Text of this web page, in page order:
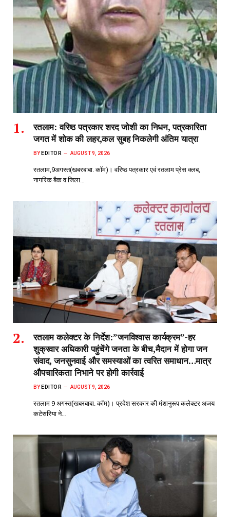
रतलाम: वरिष्ठ पत्रकार शरद जोशी का निधन, पत्रकारिता
जगत में शोक की लहर,कल सुबह निकलेगी अंतिम यात्रा
BY EDITOR AUGUST 9, 2026
रतलाम,9अगस्त(खबरबाबा. कॉम)। वरिष्ठ पत्रकार एवं रतलाम प्रेस क्लब,
नागरिक बैक व जिला…
रतलाम कलेक्टर के निर्देश:”जनविश्वास कार्यक्रम”-हर
शुक्रवार अधिकारी पहुंचेंगे जनता के बीच,मैदान में होगा जन
संवाद, जनसुनवाई और समस्याओं का त्वरित समाधान…मात्र
औपचारिकता निभाने पर होगी कार्रवाई
BY EDITOR AUGUST 9, 2026
रतलाम 9 अगस्त(खबरबाबा. कॉम)। प्रदेश सरकार की मंशानुरूप कलेक्टर अजय
कटेसरिया ने…